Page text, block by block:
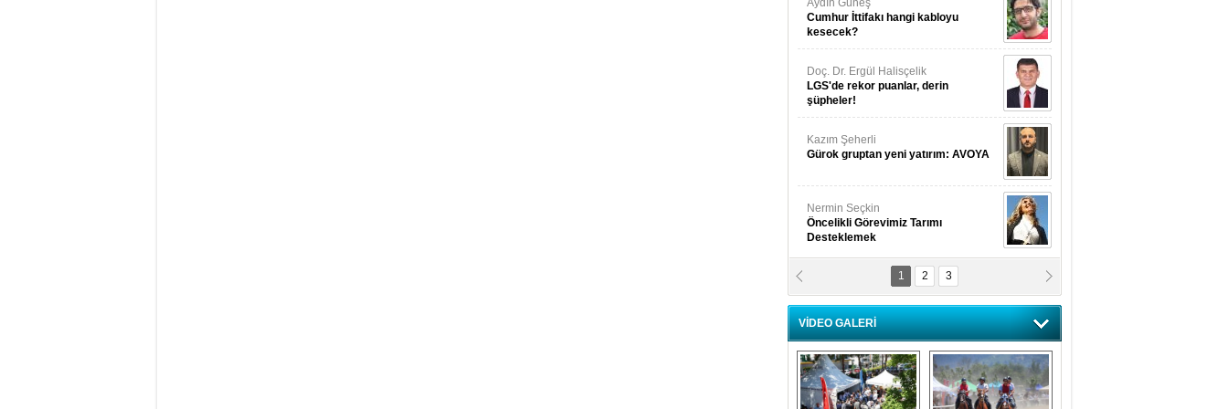
Aydın Güneş
Cumhur İttifakı hangi kabloyu
kesecek?
Doç. Dr. Ergül Halisçelik
LGS'de rekor puanlar, derin
şüpheler!
Kazım Şeherli
Gürok gruptan yeni yatırım: AVOYA
Nermin Seçkin
Öncelikli Görevimiz Tarımı
Desteklemek
Nilüfer Menekli Buzcular
Siz Hiç Kelebeklerin Sesini
Duydunuz Mu?
1 2 3
VİDEO GALERİ